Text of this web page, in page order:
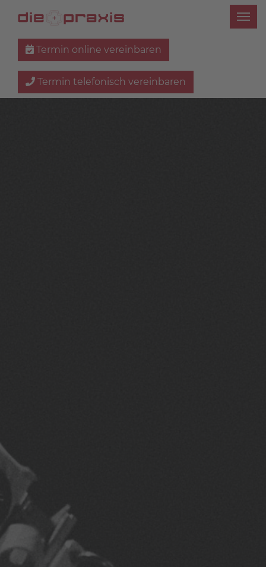
Termin online vereinbaren
Termin telefonisch vereinbaren